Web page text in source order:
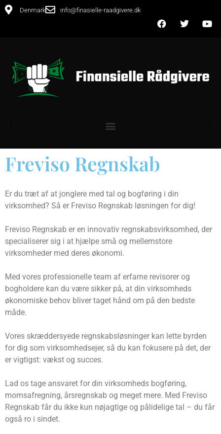
Denmark info@finasielle-raadgivere.dk
Freviso Regnskab
Er du træt af at jonglere med tal og bogføring i din
virksomhed? Så er Freviso Regnskab løsningen for dig!
Freviso Regnskab er en innovativ regnskabsvirksomhed, der
specialiserer sig i at hjælpe små og mellemstore
virksomheder med deres økonomi.
Med vores professionelle team af erfarne revisorer og
bogholdere kan du være sikker på, at din virksomheds
økonomiske behov bliver taget hånd om på den bedste
måde.
Vores skræddersyede regnskabsløsninger kan lette byrden
for dig som virksomhedsejer, så du kan fokusere på det, der
er vigtigst: vækst og succes.
Lad os tage ansvaret for din virksomheds bogføring,
momsafregning, årsregnskab og meget mere. Med Freviso
Regnskab får du ikke kun nøjagtige og pålidelige tal – du får
også ro i sindet.